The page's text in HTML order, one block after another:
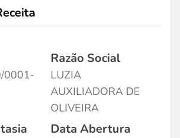
0001-
Razão Social
LUZIA
AUXILIADORA DE
OLIVEIRA
Data Abertura